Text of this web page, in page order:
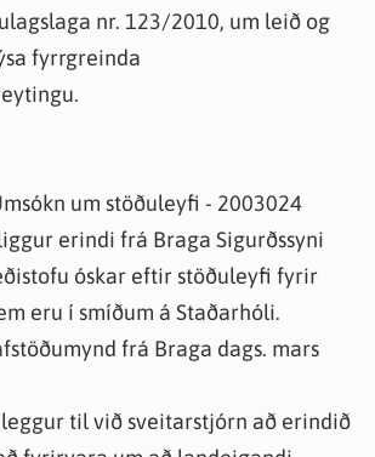
nr. 123/2010, um leið og
fyrrgreinda
um stöðuleyfi - 2003024
erindi frá Braga Sigurðssyni
óskar eftir stöðuleyfi fyrir
eru í smíðum á Staðarhóli.
frá Braga dags. mars
til við sveitarstjórn að erindið